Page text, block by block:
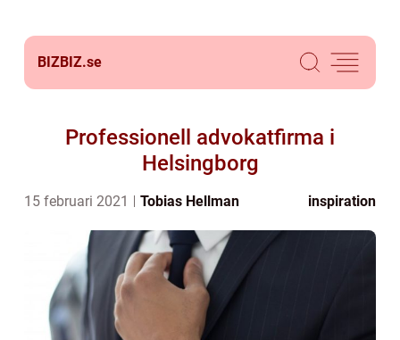
BIZBIZ.se
Professionell advokatfirma i
Helsingborg
15 februari 2021 Tobias Hellman inspiration